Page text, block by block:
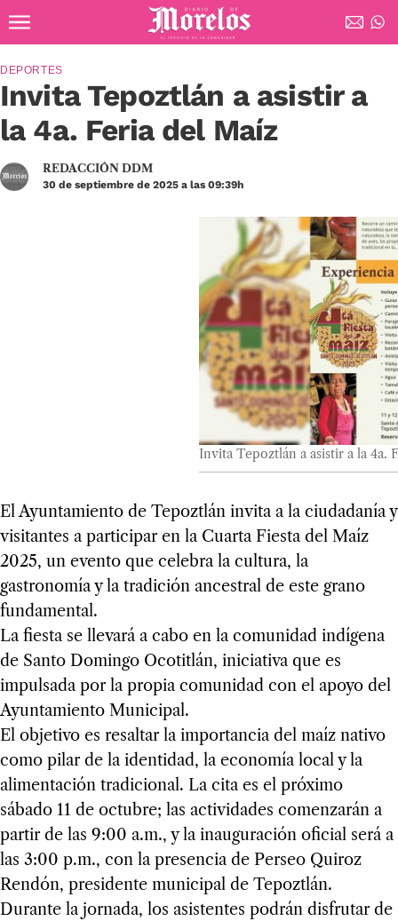
Diario de Morelos
Invita Tepoztlán a asistir a
la 4a. Feria del Maíz
DEPORTES
REDACCIÓN DDM
30 de septiembre de 2025 a las 09:39h
Invita Tepoztlán a asistir a la 4a.
El Ayuntamiento de Tepoztlán invita a la ciudadanía y
visitantes a participar en la Cuarta Fiesta del Maíz
2025, un evento que celebra la cultura, la
gastronomía y la tradición ancestral de este grano
fundamental.
La fiesta se llevará a cabo en la comunidad indígena
de Santo Domingo Ocotitlán, iniciativa que es
impulsada por la propia comunidad con el apoyo del
Ayuntamiento Municipal.
El objetivo es resaltar la importancia del maíz nativo
como pilar de la identidad, la economía local y la
alimentación tradicional. La cita es el próximo
sábado 11 de octubre; las actividades comenzarán a
partir de las 9:00 a.m., y la inauguración oficial será a
las 3:00 p.m., con la presencia de Perseo Quiroz
Rendón, presidente municipal de Tepoztlán.
Durante la jornada, los asistentes podrán disfrutar de